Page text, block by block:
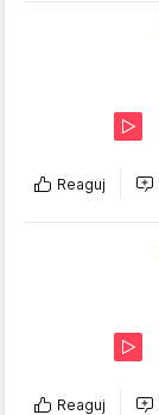
Reaguj
Reaguj